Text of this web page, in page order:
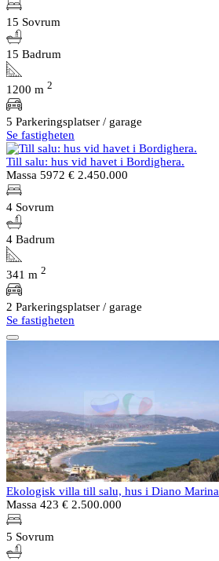
15 Sovrum
15 Badrum
1200 m 2
5 Parkeringsplatser / garage
Se fastigheten
Till salu: hus vid havet i Bordighera.
Massa 5972 € 2.450.000
4 Sovrum
4 Badrum
341 m 2
2 Parkeringsplatser / garage
Se fastigheten
Ekologisk villa till salu, hus i Diano Marina
Massa 423 € 2.500.000
5 Sovrum